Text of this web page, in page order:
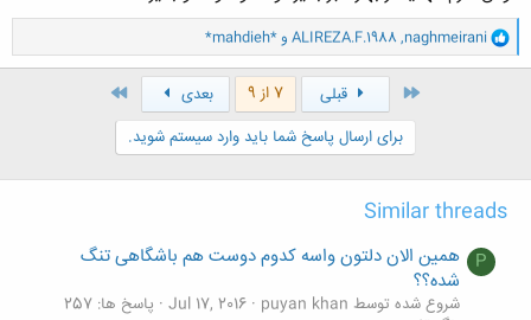
و
ا
ک
naghmeirani
,
ALIREZA.F.1988 و *mahdieh*
قبلی 7 از 9 بعدی
برای ارسال پاسخ شما باید وارد سیستم شوید.
Similar threads
P همین الان دلتون واسه کدوم دوست هم باشگاهی تنگ
شده؟؟
شروع شده توسط puyan khan Jul 17, 2016 پاسخ ها: 257